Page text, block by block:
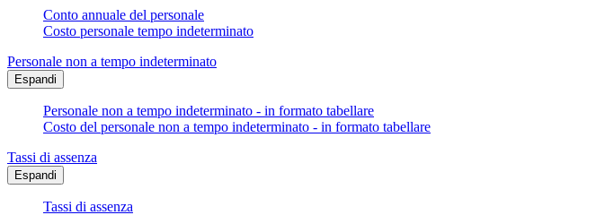
Conto annuale del personale
Costo personale tempo indeterminato
Personale non a tempo indeterminato
Espandi
Personale non a tempo indeterminato - in formato tabellare
Costo del personale non a tempo indeterminato - in formato tabellare
Tassi di assenza
Espandi
Tassi di assenza